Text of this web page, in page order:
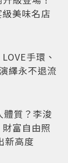
美味名店
手環、
繹永不退流
體質？李浚
富自由照
新高度